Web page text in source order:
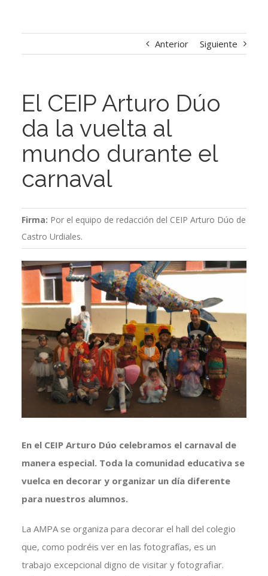
Anterior Siguiente
El CEIP Arturo Dúo
da la vuelta al
mundo durante el
carnaval
Firma: Por el equipo de redacción del CEIP Arturo Dúo de
Castro Urdiales.
Ver
imagen
más
grande
En el CEIP Arturo Dúo celebramos el carnaval de
manera especial. Toda la comunidad educativa se
vuelca en decorar y organizar un día diferente
para nuestros alumnos.
La AMPA se organiza para decorar el hall del colegio
que, como podréis ver en las fotografías, es un
trabajo excepcional digno de visitar y fotografiar.